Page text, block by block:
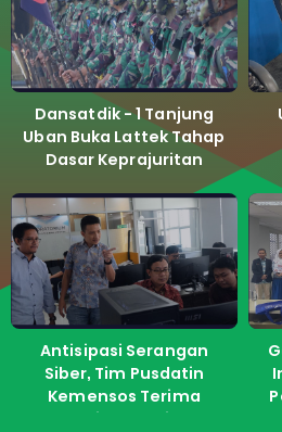
Dansatdik - 1 Tanjung
Uban Buka Lattek Tahap
Dasar Keprajuritan
Antisipasi Serangan
Siber, Tim Pusdatin
Kemensos Terima
Pelatihan dari ITS